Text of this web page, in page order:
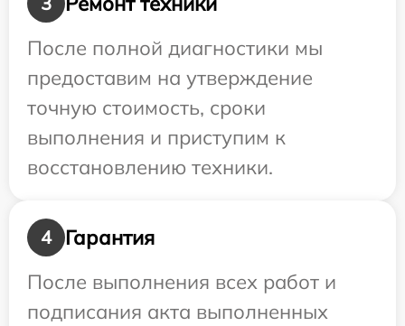
После полной диагностики мы
предоставим на утверждение
точную стоимость, сроки
выполнения и приступим к
восстановлению техники.
4
Гарантия
После выполнения всех работ и
подписания акта выполненных